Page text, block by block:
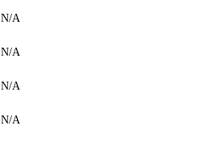
N/A
N/A
N/A
N/A